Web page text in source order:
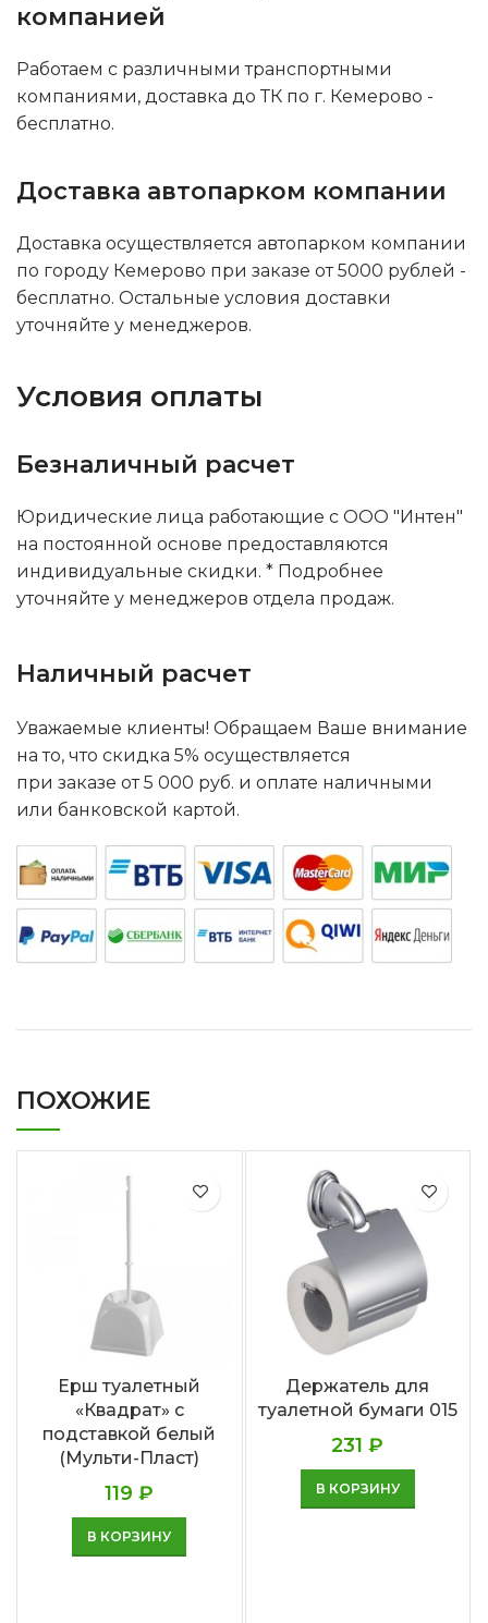
компанией
Работаем с различными транспортными
компаниями, доставка до ТК по г. Кемерово -
бесплатно.
Доставка автопарком компании
Доставка осуществляется автопарком компании
по городу Кемерово при заказе от 5000 рублей -
бесплатно. Остальные условия доставки
уточняйте у менеджеров.
Условия оплаты
Безналичный расчет
Юридические лица работающие с ООО "Интен"
на постоянной основе предоставляются
индивидуальные скидки. * Подробнее
уточняйте у менеджеров отдела продаж.
Наличный расчет
Уважаемые клиенты! Обращаем Ваше внимание
на то, что скидка 5% осуществляется
при заказе от 5 000 руб. и оплате наличными
или банковской картой.
ПОХОЖИЕ
Ерш туалетный
«Квадрат» с
подставкой белый
(Мульти-Пласт)
119₽
В КОРЗИНУ
Держатель для
туалетной бумаги 015
231₽
В КОРЗИНУ